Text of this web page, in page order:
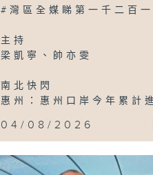
#灣區全媒睇第一千二百
主持
梁凱寧、帥亦雯
南北快閃
惠州：惠州口岸今年累計
04/08/2026